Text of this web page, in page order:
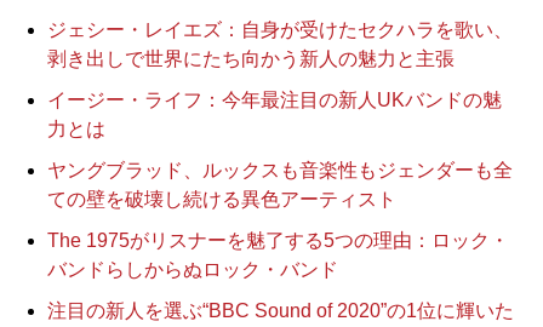
ジェシー・レイエズ：自身が受けたセクハラを歌い、
剥き出しで世界にたち向かう新人の魅力と主張
イージー・ライフ：今年最注目の新人UKバンドの魅
力とは
ヤングブラッド、ルックスも音楽性もジェンダーも全
ての壁を破壊し続ける異色アーティスト
The 1975がリスナーを魅了する5つの理由：ロック・
バンドらしからぬロック・バンド
注目の新人を選ぶ“BBC Sound of 2020”の1位に輝いた